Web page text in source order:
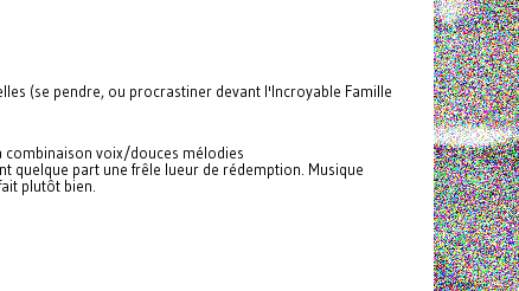
(se pendre, ou procrastiner devant l'Incroyable Famille
combinaison voix/douces mélodies
quelque part une frêle lueur de rédemption. Musique
plutôt bien.